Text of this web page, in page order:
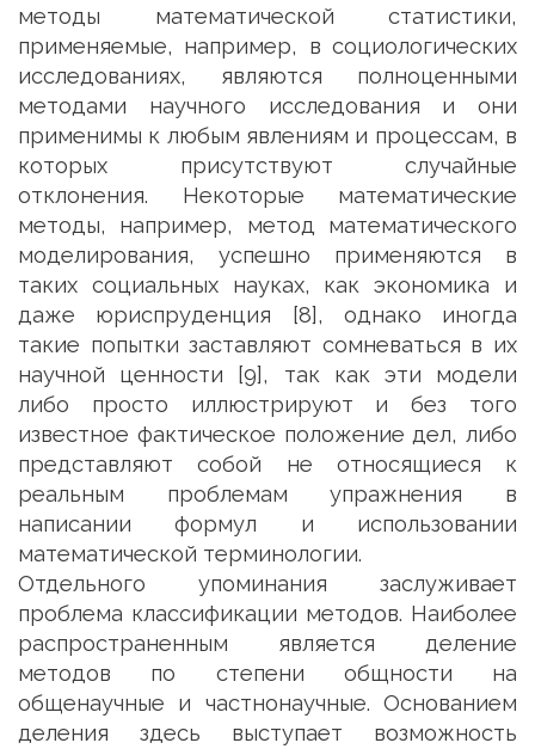
методы математической статистики,
применяемые, например, в социологических
исследованиях, являются полноценными
методами научного исследования и они
применимы к любым явлениям и процессам, в
которых присутствуют случайные
отклонения. Некоторые математические
методы, например, метод математического
моделирования, успешно применяются в
таких социальных науках, как экономика и
даже юриспруденция [8], однако иногда
такие попытки заставляют сомневаться в их
научной ценности [9], так как эти модели
либо просто иллюстрируют и без того
известное фактическое положение дел, либо
представляют собой не относящиеся к
реальным проблемам упражнения в
написании формул и использовании
математической терминологии.
Отдельного упоминания заслуживает
проблема классификации методов. Наиболее
распространенным является деление
методов по степени общности на
общенаучные и частнонаучные. Основанием
деления здесь выступает возможность